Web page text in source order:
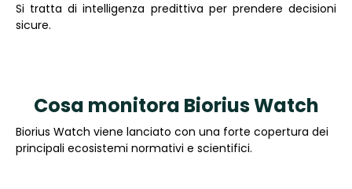
Si tratta di intelligenza predittiva per prendere decisioni
sicure.
Cosa monitora Biorius Watch
Biorius Watch viene lanciato con una forte copertura dei
principali ecosistemi normativi e scientifici.